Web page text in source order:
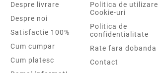
Despre livrare
Despre noi
Satisfactie 100%
Cum cumpar
Cum platesc
Politica de utilizare
Cookie-uri
Politica de
confidentialitate
Rate fara dobanda
Contact